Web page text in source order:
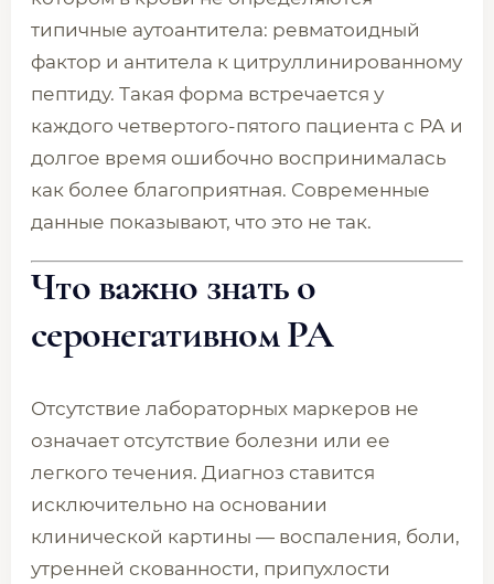
типичные аутоантитела: ревматоидный
фактор и антитела к цитруллинированному
пептиду. Такая форма встречается у
каждого четвертого-пятого пациента с РА и
долгое время ошибочно воспринималась
как более благоприятная. Современные
данные показывают, что это не так.
Что важно знать о
серонегативном РА
Отсутствие лабораторных маркеров не
означает отсутствие болезни или ее
легкого течения. Диагноз ставится
исключительно на основании
клинической картины — воспаления, боли,
утренней скованности, припухлости